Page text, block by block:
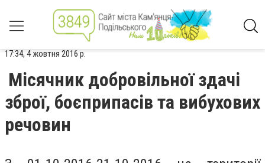
17:34, 4 жовтня 2016 р.
Місячник добровільної здачі
зброї, боєприпасів та вибухових
речовин